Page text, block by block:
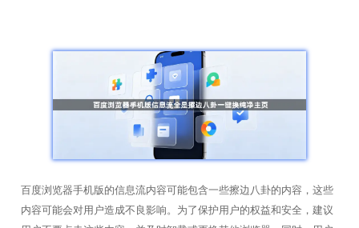
百度浏览器手机版的信息流内容可能包含一些擦边八卦的内容，这些
内容可能会对用户造成不良影响。为了保护用户的权益和安全，建议